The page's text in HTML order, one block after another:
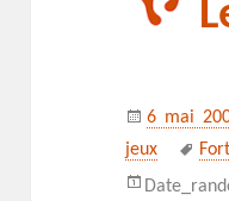
Publié
le
6 mai
jeux
clés